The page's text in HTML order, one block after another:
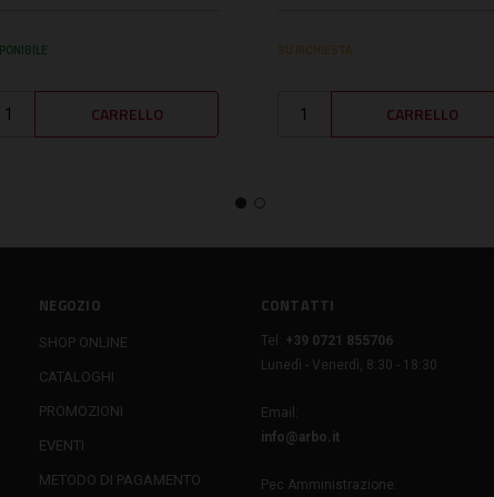
SU RICHIESTA
NEGOZIO
SHOP ONLINE
CATALOGHI
PROMOZIONI
EVENTI
METODO DI PAGAMENTO
CONTATTI
Tel:
+39 0721 855706
Lunedì - Venerdì, 8:30 - 18:30
Email:
info@arbo.it
Pec Amministrazione: